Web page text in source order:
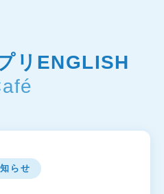
リENGLISH
らせ